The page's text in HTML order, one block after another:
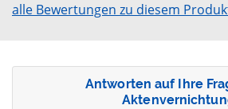
alle Bewertungen zu diesem
Antworten auf Ihre